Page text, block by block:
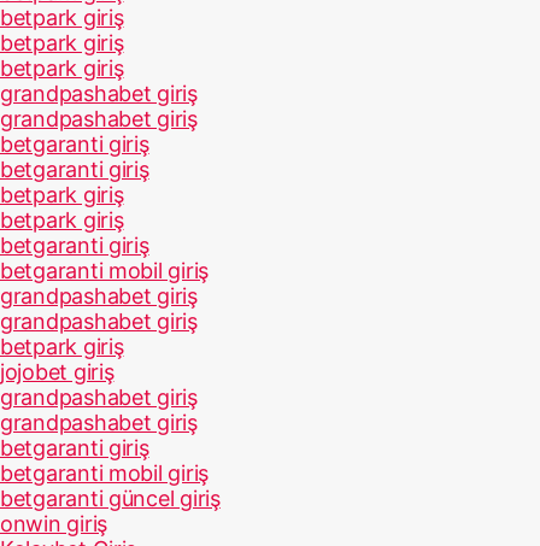
betpark giriş
betpark giriş
betpark giriş
grandpashabet giriş
grandpashabet giriş
betgaranti giriş
betgaranti giriş
betpark giriş
betpark giriş
betgaranti giriş
betgaranti mobil giriş
grandpashabet giriş
grandpashabet giriş
betpark giriş
jojobet giriş
grandpashabet giriş
grandpashabet giriş
betgaranti giriş
betgaranti mobil giriş
betgaranti güncel giriş
onwin giriş